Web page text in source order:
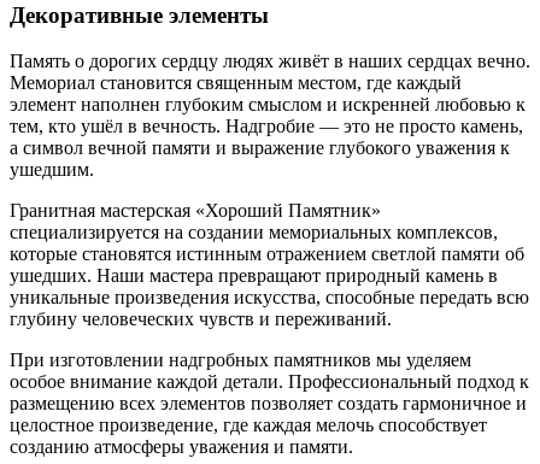
Декоративные элементы
Память о дорогих сердцу людях живёт в наших сердцах вечно.
Мемориал становится священным местом, где каждый
элемент наполнен глубоким смыслом и искренней любовью к
тем, кто ушёл в вечность. Надгробие — это не просто камень,
а символ вечной памяти и выражение глубокого уважения к
ушедшим.
Гранитная мастерская «Хороший Памятник»
специализируется на создании мемориальных комплексов,
которые становятся истинным отражением светлой памяти об
ушедших. Наши мастера превращают природный камень в
уникальные произведения искусства, способные передать всю
глубину человеческих чувств и переживаний.
При изготовлении надгробных памятников мы уделяем
особое внимание каждой детали. Профессиональный подход к
размещению всех элементов позволяет создать гармоничное и
целостное произведение, где каждая мелочь способствует
созданию атмосферы уважения и памяти.